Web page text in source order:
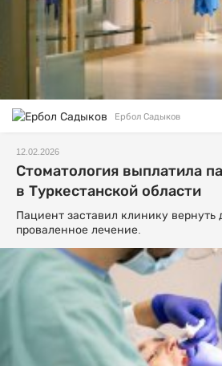
Ербол Садыков
12.02.2026
Стоматология выплатила
в Туркестанской области
Пациент заставил клинику вернуть
проваленное лечение.